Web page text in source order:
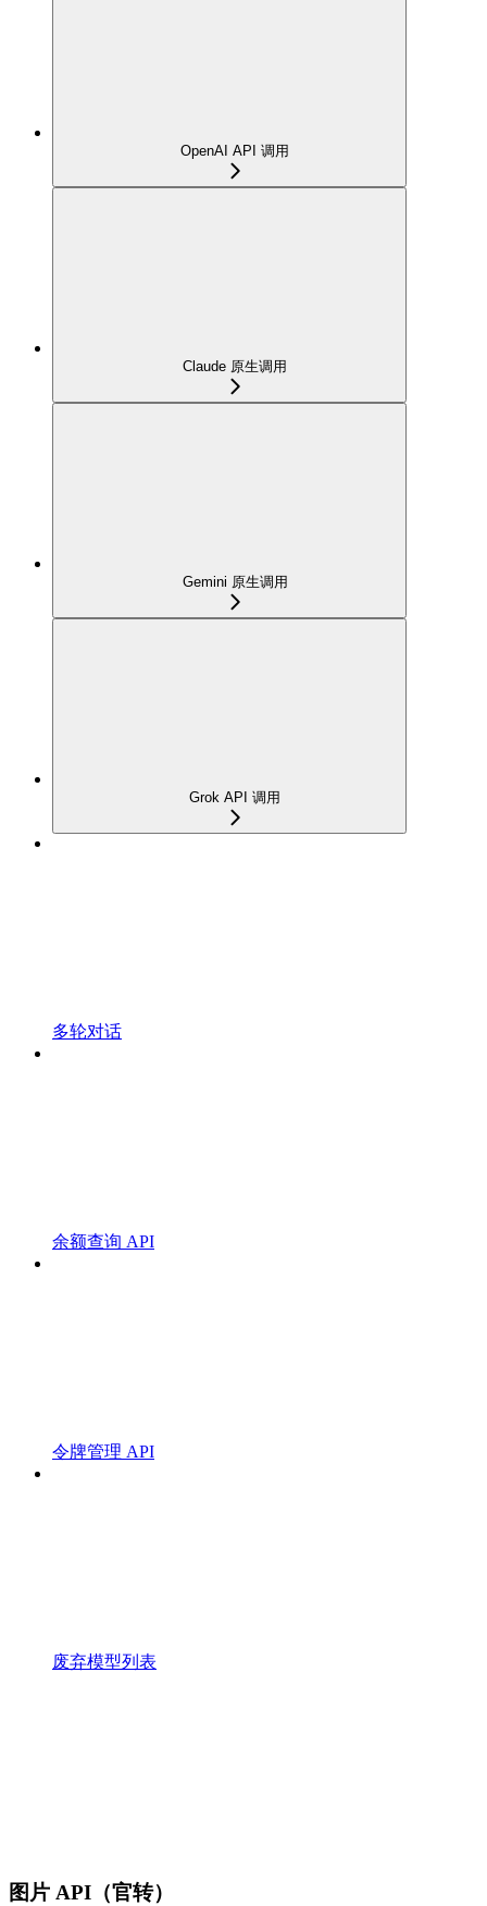
OpenAI API 调用
Claude 原生调用
Gemini 原生调用
Grok API 调用
多轮对话
余额查询 API
令牌管理 API
废弃模型列表
图片 API（官转）